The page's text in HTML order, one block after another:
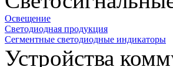
Освещение
Светодиодная продукция
Сегментные светодиодные индикаторы
Устройства